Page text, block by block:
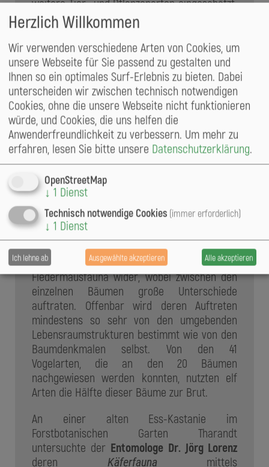
weitere Tier- und Pflanzenarten eingeschätzt.
Dazu zählen viele markante Strukturen, die
schon direkt Aktivitäten von Tieren verraten
(Bohrlöcher, Nester, Spechthöhlen) oder die
als Habitate besonders spezialisierter Arten
bekannt sind wie die Fruchtkörper von
Baumpilzen oder Mulmtaschen. Von einigen
Bäumen wurden außerdem der Bewuchs mit
Flechten und Moosen erfasst, sowie
Vorkommen von Spechtschmieden am
unteren Stamm notiert.
Für 20 ausgewählte Exemplare führte das
Naturschutzinstitut Freiberg
Untersuchungen zu deren Nutzung durch
Vögel(Sichtbeobachtungen, Gesang) und
Fledermäuse
Insgesamt spiegelt das erfasste
Gesamtartenspektrum die gesamte
Fledermausfauna wider, wobei zwischen den
einzelnen Bäumen große Unterschiede
auftraten. Offenbar wird deren Auftreten
mindestens so sehr von den umgebenden
Lebensraumstrukturen bestimmt wie von den
Baumdenkmalen selbst. Von den 41
Vogelarten, die an den 20 Bäumen
nachgewiesen werden konnten, nutzten elf
Arten die Hälfte dieser Bäume zur Brut.
An einer alten Ess-Kastanie im
Forstbotanischen Garten Tharandt
untersuchte der Entomologe Dr. Jörg Lorenz
deren Käferfauna mittels
Herzlich Willkommen
Wir verwenden verschiedene Arten von Cookies, um
unsere Webseite für Sie passend zu gestalten und
Ihnen so ein optimales Surf-Erlebnis zu bieten. Dabei
unterscheiden wir zwischen technisch notwendigen
Cookies, ohne die unsere Webseite nicht funktionieren
würde, und Cookies, die uns helfen die
Anwenderfreundlichkeit zu verbessern. Um mehr zu
erfahren, lesen Sie bitte unsere Datenschutzerklärung.
OpenStreetMap
↓ 1 Dienst
Technisch notwendige Cookies (immer erforderlich)
↓ 1 Dienst
Ich lehne ab Ausgewählte akzeptieren Alle akzeptieren